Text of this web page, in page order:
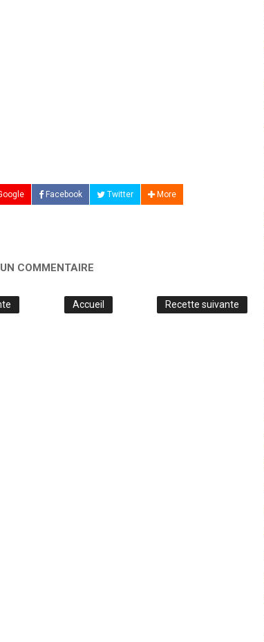
Facebook Twitter More
COMMENTAIRE
Recette suivante
Accueil